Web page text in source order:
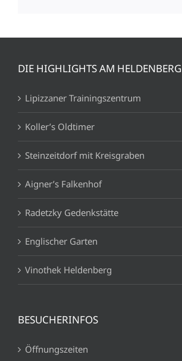
DIE HIGHLIGHTS AM HELDENBERG
Lipizzaner Trainingszentrum
Koller’s Oldtimer
Steinzeitdorf mit Kreisgraben
Aigner’s Falkenhof
Radetzky Gedenkstätte
Englischer Garten
Vinothek Heldenberg
BESUCHERINFOS
Öffnungszeiten